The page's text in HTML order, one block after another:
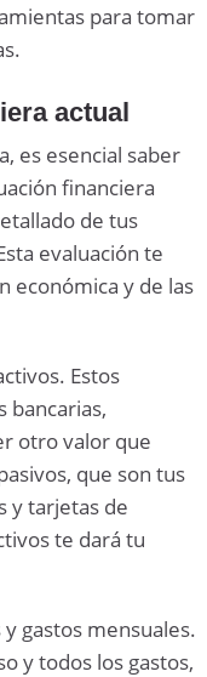
para tomar
actual
es esencial saber
financiera
de tus
evaluación te
económica y de las
Estos
bancarias,
otro valor que
que son tus
y tarjetas de
te dará tu
gastos mensuales.
y todos los gastos,